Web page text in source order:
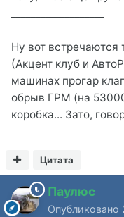
Ну вот встречаются
(Акцент клуб и
машинах прогар
обрыв ГРМ (на
коробка... Зато,
Цитата
Паулюс
Опубликовано